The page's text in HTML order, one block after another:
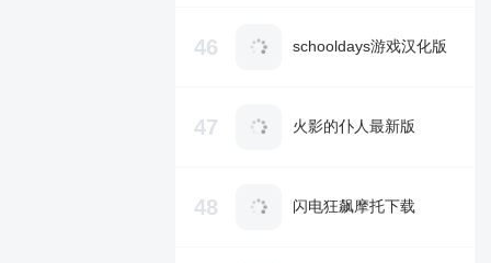
46 schooldays游戏汉化版
47 火影的仆人最新版
48 闪电狂飙摩托下载